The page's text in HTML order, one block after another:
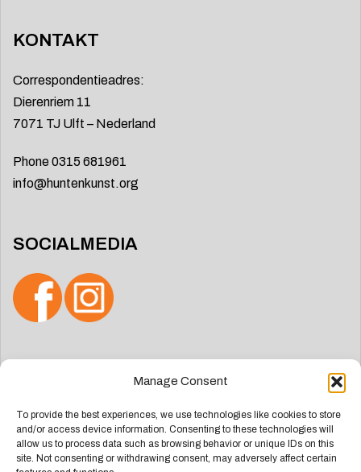
Manage Consent
To provide the best experiences, we use technologies like cookies to store
and/or access device information. Consenting to these technologies will
allow us to process data such as browsing behavior or unique IDs on this
site. Not consenting or withdrawing consent, may adversely affect certain
KONTAKT
Correspondentieadres:
Dierenriem 11
7071 TJ Ulft – Nederland
Phone 0315 681961
info@huntenkunst.org
SOCIALMEDIA